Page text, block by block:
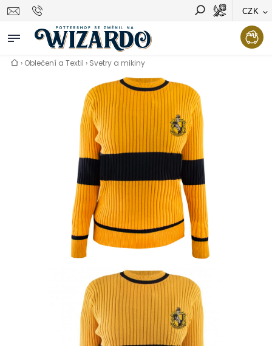
CZK
Vyhledávání Hledat
› Oblečení a Textil › Svetry a mikiny